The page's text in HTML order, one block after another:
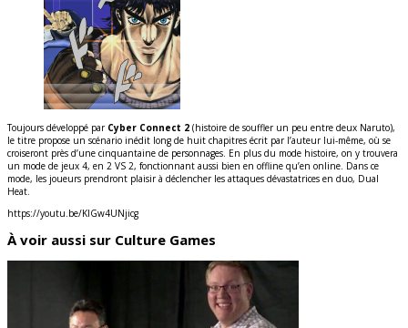
Toujours développé par Cyber Connect 2 (histoire de souffler un peu entre deux Naruto),
le titre propose un scénario inédit long de huit chapitres écrit par l’auteur lui-même, où se
croiseront près d’une cinquantaine de personnages. En plus du mode histoire, on y trouvera
un mode de jeux 4, en 2 VS 2, fonctionnant aussi bien en offline qu’en online. Dans ce
mode, les joueurs prendront plaisir à déclencher les attaques dévastatrices en duo, Dual
Heat.
https://youtu.be/KlGw4UNjicg
À voir aussi sur Culture Games